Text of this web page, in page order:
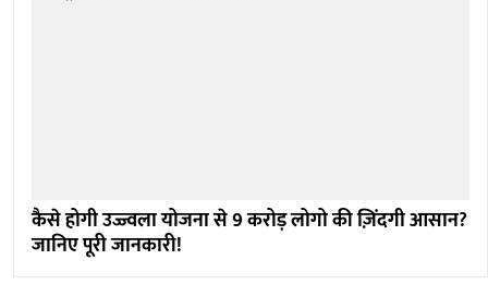
कैसे होगी उज्ज्वला योजना से 9 करोड़ लोगो की ज़िंदगी आसान?
जानिए पूरी जानकारी!